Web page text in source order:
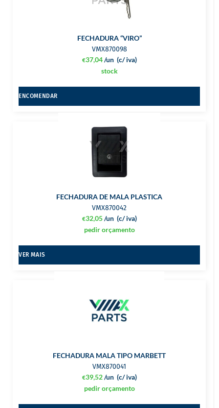
FECHADURA “VIRO”
VMX870098
€37,04 (c/ iva)
/un
stock
ENCOMENDAR
FECHADURA DE MALA PLASTICA
VMX870042
€32,05 (c/ iva)
/un
pedir orçamento
VER MAIS
FECHADURA MALA TIPO MARBETT
VMX870041
€39,52 (c/ iva)
/un
pedir orçamento